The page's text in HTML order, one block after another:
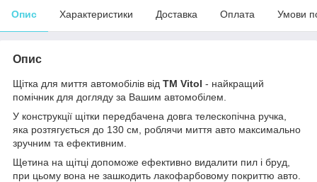
Опис Характеристики Доставка Оплата Умови
Опис
Щітка для миття автомобілів від ТМ Vitol - найкращий
помічник для догляду за Вашим автомобілем.
У конструкції щітки передбачена довга телескопічна ручка,
яка розтягується до 130 см, роблячи миття авто максимально
зручним та ефективним.
Щетина на щітці допоможе ефективно видалити пил і бруд,
при цьому вона не зашкодить лакофарбовому покриттю авто.